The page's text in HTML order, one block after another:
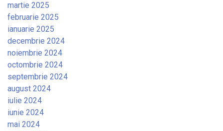
martie 2025
februarie 2025
ianuarie 2025
decembrie 2024
noiembrie 2024
octombrie 2024
septembrie 2024
august 2024
iulie 2024
iunie 2024
mai 2024